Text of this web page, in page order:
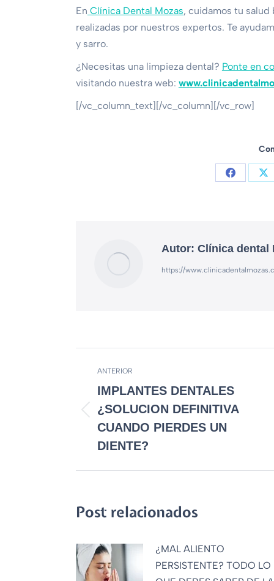
En Clínica Dental Mozas, cuidamos tu
realizadas por nuestros expertos. Te
y sarro.
¿Necesitas una limpieza dental? Ponte en
visitando nuestra web:
[/vc_column_text][/vc_column][/vc_row]
Autor: Clínica dental
https://
ANTERIOR
IMPLANTES DENTALES
¿SOLUCION DEFINITIVA
CUANDO PIERDES UN
DIENTE?
Post relacionados
¿MAL ALIENTO
PERSISTENTE? TODO LO